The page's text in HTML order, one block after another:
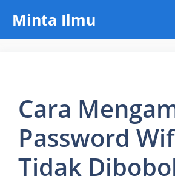
content
Minta Ilmu
Cara
Password
Tidak